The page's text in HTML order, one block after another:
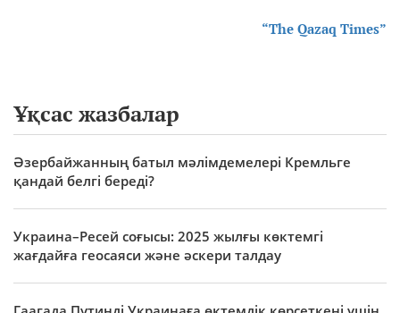
“The Qazaq Times”
Ұқсас жазбалар
Әзербайжанның батыл мәлімдемелері Кремльге
қандай белгі береді?
Украина–Ресей соғысы: 2025 жылғы көктемгі
жағдайға геосаяси және әскери талдау